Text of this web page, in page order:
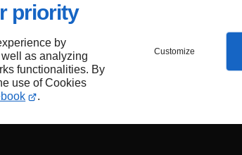
priority
by
as analyzing
functionalities. By
use of Cookies
.
Customize